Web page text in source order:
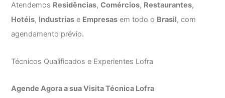
Atendemos Residências,Comércios, Restaurantes,
Hotéis, Industrias e Empresas em todo o Brasil, com
agendamento prévio.
Técnicos Qualificados e Experientes Lofra
Agende Agora a sua Visita Técnica Lofra